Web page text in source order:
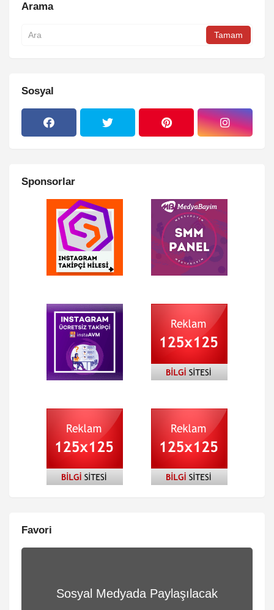
Arama
Sosyal
Sponsorlar
Favori
Sosyal Medyada Paylaşılacak